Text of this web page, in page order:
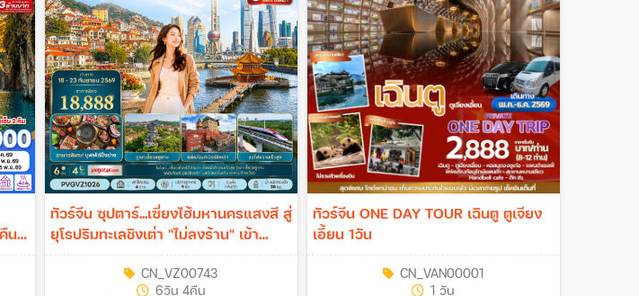
ทัวร์จีน ซุปตาร์...เซี่ยงไฮ้มหานครแสงสี สู่
ยุโรปริมทะเลชิงเต่า "ไม่ลงร้าน" เข้า
เซี่ยงไฮ้ ออกชิงเต่า 6วัน 4คืน (VZ)
CN_VZ00743
6วัน 4คืน
ทัวร์จีน ONE DAY TOUR เฉินตู ตูเจียง
เอี้ยน 1วัน
CN_VAN00001
1 วัน